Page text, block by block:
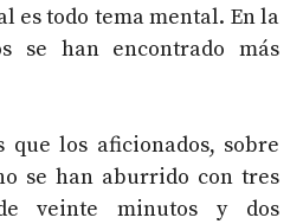
es todo tema mental. En la
se han encontrado más
que los aficionados, sobre
se han aburrido con tres
veinte minutos y dos